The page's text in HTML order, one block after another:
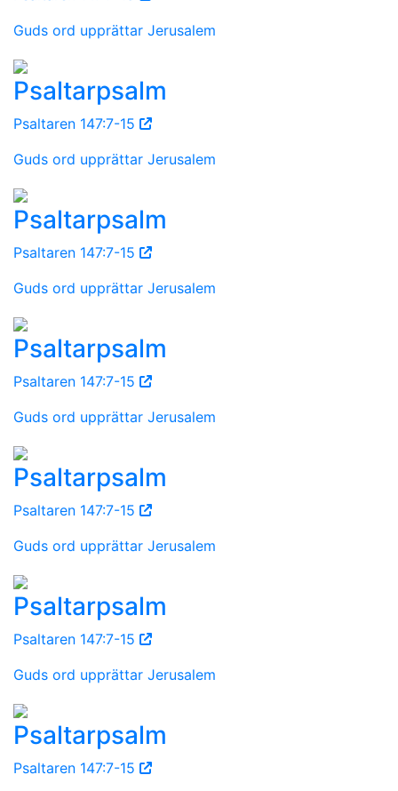
Guds ord upprättar Jerusalem
Psaltarpsalm
Psaltaren 147:7-15
Guds ord upprättar Jerusalem
Psaltarpsalm
Psaltaren 147:7-15
Guds ord upprättar Jerusalem
Psaltarpsalm
Psaltaren 147:7-15
Guds ord upprättar Jerusalem
Psaltarpsalm
Psaltaren 147:7-15
Guds ord upprättar Jerusalem
Psaltarpsalm
Psaltaren 147:7-15
Guds ord upprättar Jerusalem
Psaltarpsalm
Psaltaren 147:7-15